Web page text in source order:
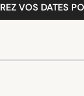
VOS DATES